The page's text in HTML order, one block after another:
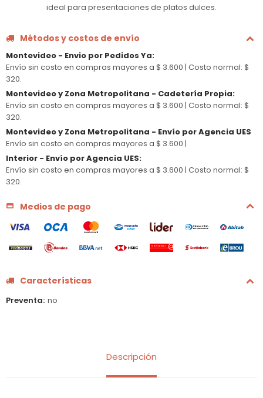
ideal para presentaciones de platos dulces.
Métodos y costos de envío
Montevideo - Envio por Pedidos Ya:
Envío sin costo en compras mayores a $ 3.600 | Costo normal: $
320.
Montevideo y Zona Metropolitana - Cadetería Propia:
Envío sin costo en compras mayores a $ 3.600 | Costo normal: $
320.
Montevideo y Zona Metropolitana - Envío por Agencia UES
Envío sin costo en compras mayores a $ 3.600 |
Interior - Envío por Agencia UES:
Envío sin costo en compras mayores a $ 3.600 | Costo normal: $
320.
Medios de pago
Características
Preventa no
Descripción